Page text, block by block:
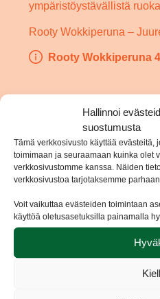
Hallinnoi
suostumusta
Tämä verkkosivusto käyttää evästeitä,
toimimaan ja seuraamaan kuinka olet
verkkosivustomme kanssa. Näiden
verkkosivustoa tarjotaksemme
Voit vaikuttaa evästeiden toimintaan
käyttöä oletusasetuksilla painamalla
ympäristöystävällistä
Rooty Wokkiperuna –
Rooty Wokkiperuna
Katso myös
Tortilla